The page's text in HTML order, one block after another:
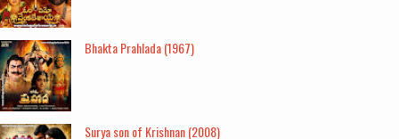
Bhakta Prahlada (1967)
Surya son of Krishnan (2008)